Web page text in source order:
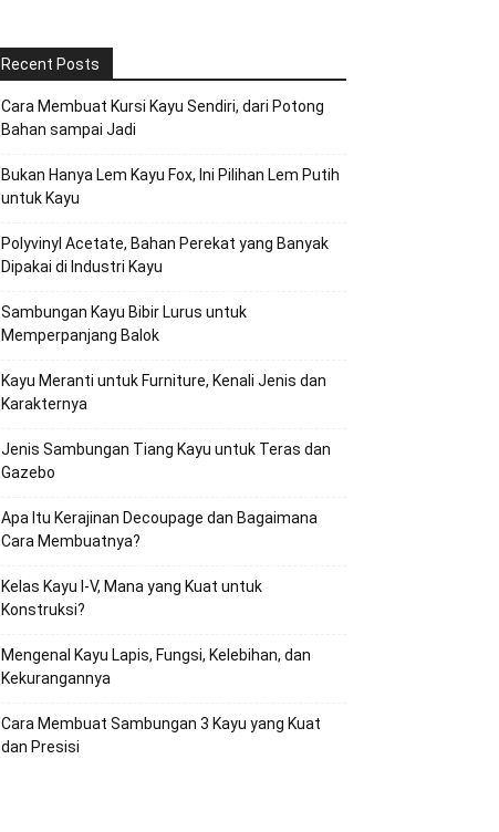
Recent Posts
Cara Membuat Kursi Kayu Sendiri, dari Potong
Bahan sampai Jadi
Bukan Hanya Lem Kayu Fox, Ini Pilihan Lem Putih
untuk Kayu
Polyvinyl Acetate, Bahan Perekat yang Banyak
Dipakai di Industri Kayu
Sambungan Kayu Bibir Lurus untuk
Memperpanjang Balok
Kayu Meranti untuk Furniture, Kenali Jenis dan
Karakternya
Jenis Sambungan Tiang Kayu untuk Teras dan
Gazebo
Apa Itu Kerajinan Decoupage dan Bagaimana
Cara Membuatnya?
Kelas Kayu I-V, Mana yang Kuat untuk
Konstruksi?
Mengenal Kayu Lapis, Fungsi, Kelebihan, dan
Kekurangannya
Cara Membuat Sambungan 3 Kayu yang Kuat
dan Presisi